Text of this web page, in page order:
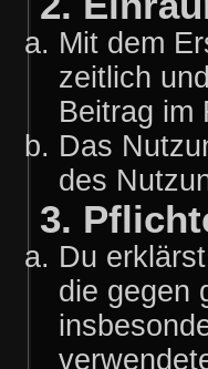
Mit dem
zeitlich
Beitrag im
Das
des
3.
Du
die gegen